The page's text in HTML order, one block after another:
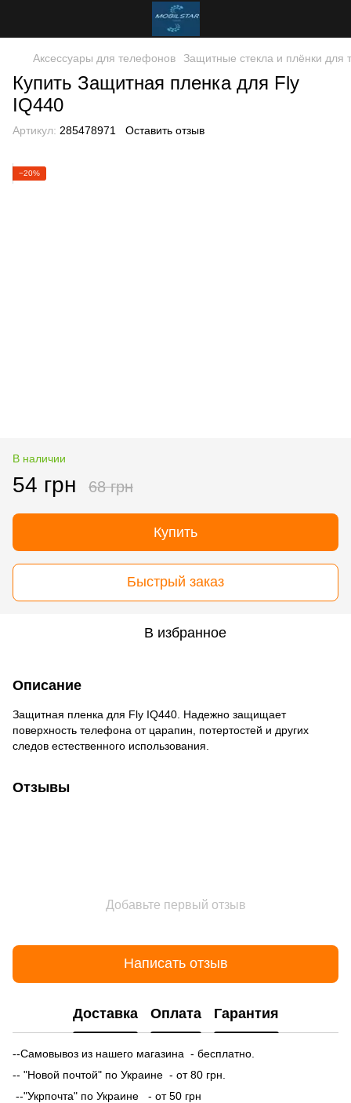
Аксессуары для телефонов Защитные стекла и плёнки для
Купить Защитная пленка для Fly
IQ440
Артикул: 285478971 Оставить отзыв
−20%
В наличии
54 грн 68 грн
Купить
Быстрый заказ
В избранное
Описание
Защитная пленка для Fly IQ440. Надежно защищает
поверхность телефона от царапин, потертостей и других
следов естественного использования.
Отзывы
Добавьте первый отзыв
Написать отзыв
Доставка Оплата Гарантия
--Самовывоз из нашего магазина - бесплатно.
-- "Новой почтой" по Украине - от 80 грн.
--"Укрпочта" по Украине - от 50 грн